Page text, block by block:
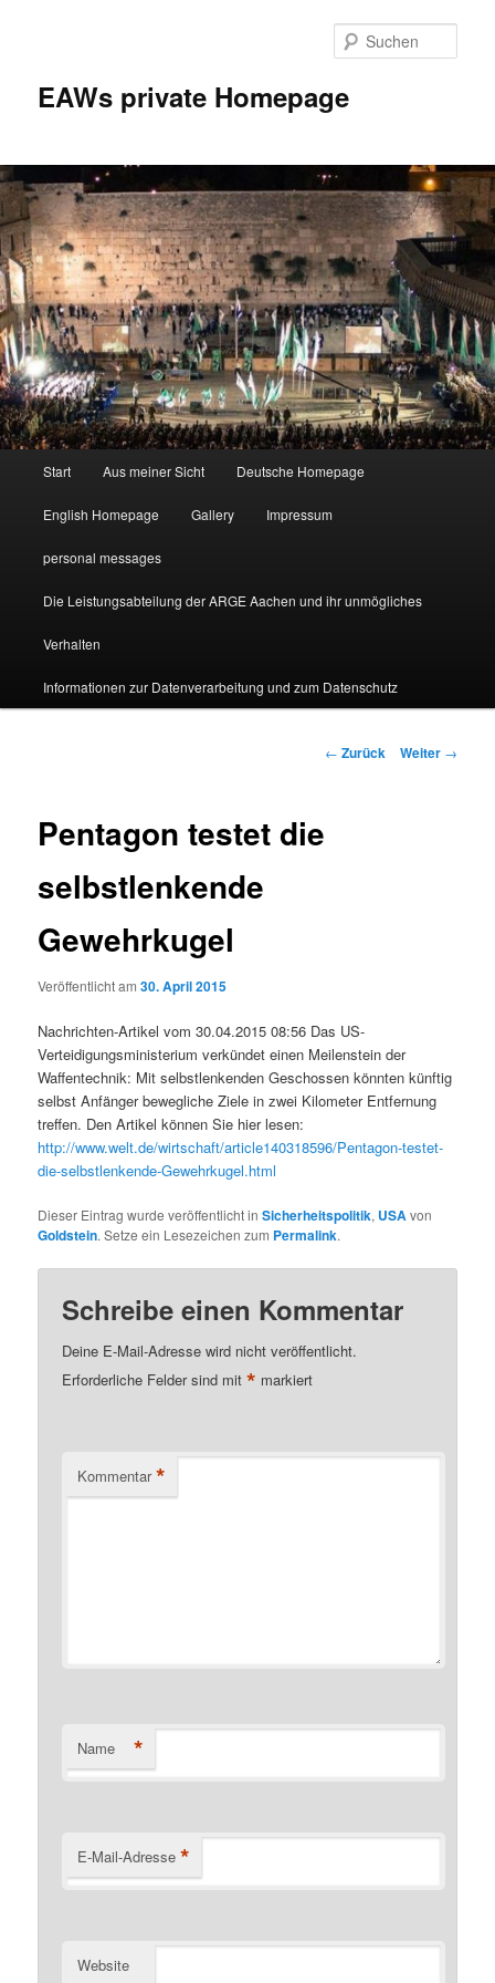
EAWs private Homepage
Start Aus meiner Sicht Deutsche Homepage
English Homepage Gallery Impressum
personal messages
Die Leistungsabteilung der ARGE Aachen und ihr unmögliches
Verhalten
Informationen zur Datenverarbeitung und zum Datenschutz
Beitragsnavigation
← Zurück Weiter →
Pentagon testet die
selbstlenkende
Gewehrkugel
Veröffentlicht am30. April 2015
Nachrichten-Artikel vom 30.04.2015 08:56 Das US-
Verteidigungsministerium verkündet einen Meilenstein der
Waffentechnik: Mit selbstlenkenden Geschossen könnten künftig
selbst Anfänger bewegliche Ziele in zwei Kilometer Entfernung
treffen. Den Artikel können Sie hier lesen:
http://www.welt.de/wirtschaft/article140318596/Pentagon-testet-
die-selbstlenkende-Gewehrkugel.html
Dieser Eintrag wurde veröffentlicht inSicherheitspolitik, USAvon
Goldstein. Setze ein Lesezeichen zum Permalink.
Schreibe einen Kommentar
Deine E-Mail-Adresse wird nicht veröffentlicht.
Erforderliche Felder sind mit* markiert
Kommentar *
Name *
E-Mail-Adresse *
Website